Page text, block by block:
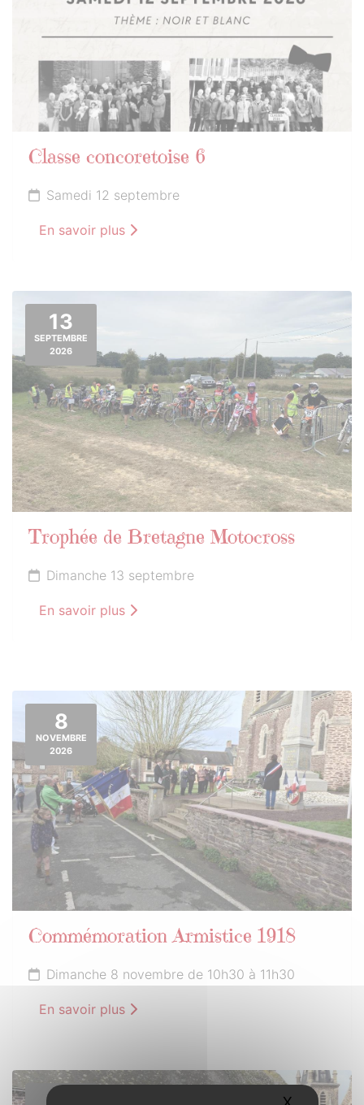
Classe concoretoise 6
Samedi 12 septembre
En savoir plus
13
SEPTEMBRE
2026
Trophée de Bretagne Motocross
Dimanche 13 septembre
En savoir plus
8
NOVEMBRE
2026
Commémoration Armistice 1918
Dimanche 8 novembre de 10h30 à 11h30
En savoir plus